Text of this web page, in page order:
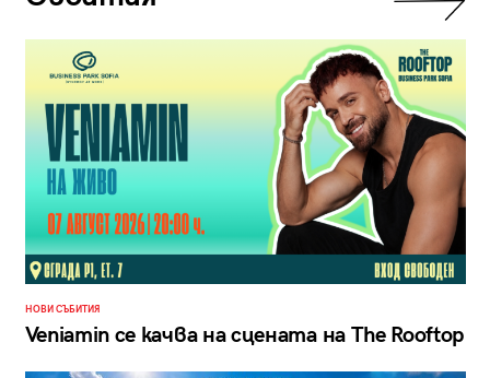
НОВИ СЪБИТИЯ
Veniamin се качва на сцената на The Rooftop